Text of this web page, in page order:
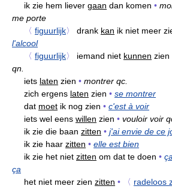
ik zie hem liever gaan dan komen •
me porte
〈 figuurlijk〉 drank kan ik niet meer
l'alcool
〈 figuurlijk〉 iemand niet kunnen zien
qn.
iets laten zien • montrer qc.
zich ergens laten zien • se montrer
dat moet ik nog zien • c'est à voir
iets wel eens willen zien • vouloir voir
ik zie die baan zitten • j'ai envie de ce
ik zie haar zitten • elle est bien
ik zie het niet zitten om dat te doen •
ça
het niet meer zien zitten • 〈 radeloos